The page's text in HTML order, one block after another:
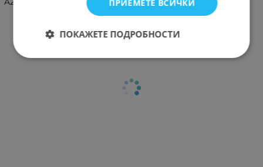
ПРИЕМЕТЕ ВСИЧКИ
ПОКАЖЕТЕ ПОДРОБНОСТИ